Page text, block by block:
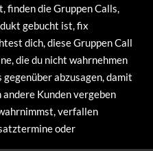
finden die Gruppen Calls,
gebucht ist, fix
dich, diese Gruppen Call
die du nicht wahrnehmen
abzusagen, damit
Kunden vergeben
verfallen
oder